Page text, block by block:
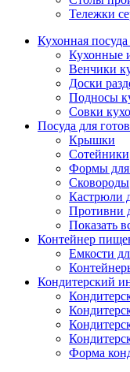
Тележки
Кухонная
Кухонные
Венчики
Доски
Подносы
Совки
Посуда для
Крышки
Сотейники
Формы
Сковороды
Кастрюли
Противни
Показать
Контейнер
Емкости
Кондитерский
Форма